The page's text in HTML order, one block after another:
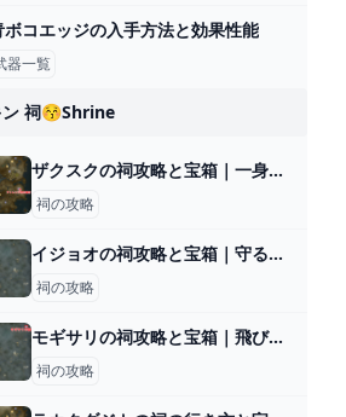
ボコエッジの入手方法と効果性能
器一覧
ン 祠😚shrine
ザクスクの祠攻略と宝箱｜一身の戦い 上昇
祠の攻略
イジョオの祠攻略と宝箱｜守るだけにあらず
祠の攻略
モギサリの祠攻略と宝箱｜飛び出す勇気
祠の攻略